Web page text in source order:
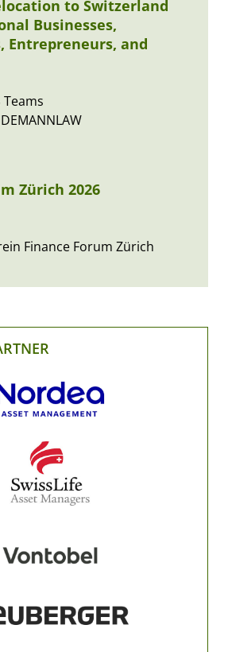
to Switzerland
Businesses,
Entrepreneurs, and
Teams
Zürich 2026
Finance Forum Zürich